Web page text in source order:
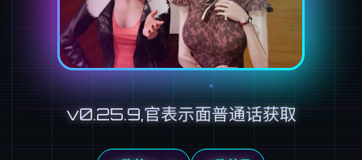
v0.25.9,官表示面普通话获取